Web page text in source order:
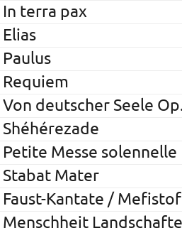
In terra pax
Elias
Paulus
Requiem
Von deutscher Seele
Shéhérezade
Petite Messe solennelle
Stabat Mater
Faust-Kantate /
Menschheit